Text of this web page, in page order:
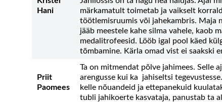
Hani
märkamatult toimetab ja vaikselt
töötlemisruumis või jahekambris. Maja
jääb meestele kahe silma vahele, kaob
medalitrofeesid. Lööb igal pool käed
tõmbamine. Kärla omad vist ei saakski
Priit
Paomees
Ta on mitmendat põlve jahimees. Selle
arengusse kui ka jahiseltsi
kelle nõuandeid ja ettepanekuid
tubli jahikoerte kasvataja, panustab ta